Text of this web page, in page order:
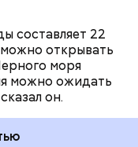
составляет 22
открывать
моря
можно ожидать
он.